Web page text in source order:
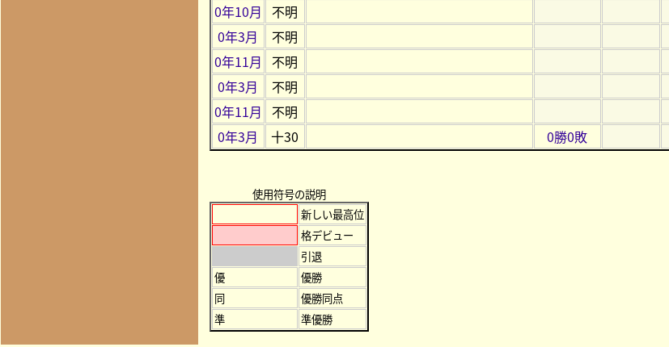
0年10月
不明
0年3月
不明
0年11月
不明
0年3月
不明
0年11月
不明
0年3月
十30 0勝0敗
使用符号の説明
新しい最高位
格デビュー
引退
優
優勝
同
優勝同点
準
準優勝